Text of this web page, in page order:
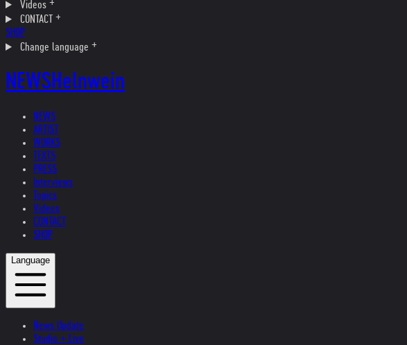
Videos
CONTACT
SHOP
Change language
NEWSHelnwein
NEWS
ARTIST
WORKS
TEXTS
PRESS
Interviews
Topics
Videos
CONTACT
SHOP
Language
News Update
Studio + Live